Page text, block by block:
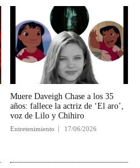
Muere Daveigh Chase a los 35
años: fallece la actriz de ‘El aro’,
voz de Lilo y Chihiro
Entretenimiento 17/06/2026